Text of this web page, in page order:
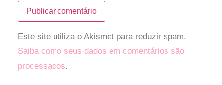
Este site utiliza o Akismet para reduzir spam.
Saiba como seus dados em comentários são
processados.